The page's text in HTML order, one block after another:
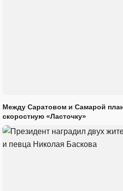
Между Саратовом и Самарой
скоростную «Ласточку»